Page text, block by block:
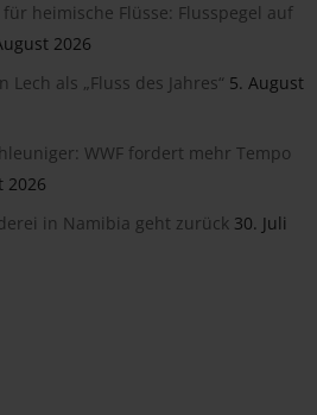
heimische Flüsse: Flusspegel auf
2026
als „Fluss des Jahres“ 5. August
WWF fordert mehr Tempo
2026
in Namibia geht zurück 30. Juli